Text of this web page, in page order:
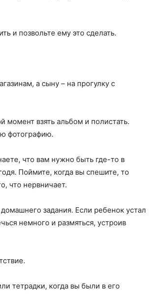
и позвольте ему это сделать.
а сыну – на прогулку с
момент взять альбом и полистать.
фотографию.
что вам нужно быть где-то в
Поймите, когда вы спешите, то
что нервничает.
задания. Если ребенок устал
немного и размяться, устроив
тетрадки, когда вы были в его